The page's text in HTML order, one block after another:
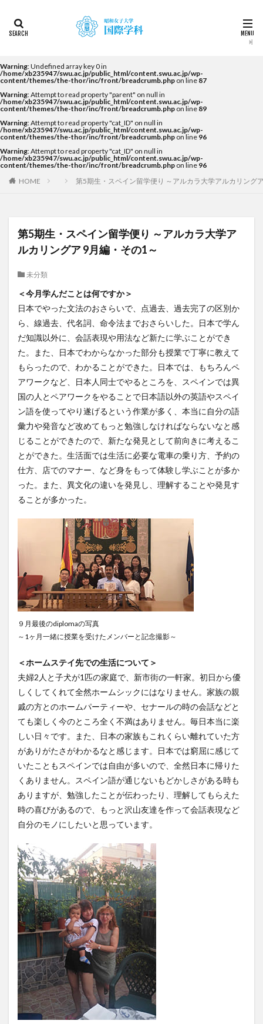
Warning: Undefined array key 0 in
/home/xb235947/swu.ac.jp/public_html/content.swu.ac.jp/wp-
content/themes/the-thor/inc/front/breadcrumb.php on line 87
Warning: Attempt to read property "parent" on null in
/home/xb235947/swu.ac.jp/public_html/content.swu.ac.jp/wp-
content/themes/the-thor/inc/front/breadcrumb.php on line 89
Warning: Attempt to read property "cat_ID" on null in
/home/xb235947/swu.ac.jp/public_html/content.swu.ac.jp/wp-
content/themes/the-thor/inc/front/breadcrumb.php on line 96
Warning: Attempt to read property "cat_ID" on null in
/home/xb235947/swu.ac.jp/public_html/content.swu.ac.jp/wp-
content/themes/the-thor/inc/front/breadcrumb.php on line 96
HOME
第5期生・スペイン留学便り ～アルカラ大学アルカリング
第5期生・スペイン留学便り ～アルカラ大学ア
ルカリングア 9月編・その1～
未分類
＜今月学んだことは何ですか＞
日本でやった文法のおさらいで、点過去、過去完了の区別か
ら、線過去、代名詞、命令法までおさらいした。日本で学ん
だ知識以外に、会話表現や用法など新たに学ぶことができ
た。また、日本でわからなかった部分も授業で丁寧に教えて
もらったので、わかることができた。日本では、もちろんペ
アワークなど、日本人同士でやるところを、スペインでは異
国の人とペアワークをやることで日本語以外の英語やスペイ
ン語を使ってやり遂げるという作業が多く、本当に自分の語
彙力や発音など改めてもっと勉強しなければならないなと感
じることができたので、新たな発見として前向きに考えるこ
とができた。生活面では生活に必要な電車の乗り方、予約の
仕方、店でのマナー、など身をもって体験し学ぶことが多か
った。また、異文化の違いを発見し、理解することや発見す
ることが多かった。
９月最後のdiplomaの写真
～1ヶ月一緒に授業を受けたメンバーと記念撮影～
＜ホームステイ先での生活について＞
夫婦2人と子犬が1匹の家庭で、新市街の一軒家。初日から優
しくしてくれて全然ホームシックにはなりません。家族の親
戚の方とのホームパーティーや、セナールの時の会話などと
ても楽しく今のところ全く不満はありません。毎日本当に楽
しい日々です。また、日本の家族もこれくらい離れていた方
がありがたさがわかるなと感じます。日本では窮屈に感じて
いたこともスペインでは自由が多いので、全然日本に帰りた
くありません。スペイン語が通じないもどかしさがある時も
ありますが、勉強したことが伝わったり、理解してもらえた
時の喜びがあるので、もっと沢山友達を作って会話表現など
自分のモノにしたいと思っています。
2022 2023 2024 2025 2026
KF
NEWS
STUDENTS OF THE YEAR
Temple University Japan Campus（TUJ）
The British School in Tokyo（BST）
UQ
アルカラ
アルカラ大学
アルカラ大学あるかリングア
インターンシップ
カーン・ノルマンディー大学Carré international留学
クイーンズランド
スケジュール
スピーチコンテスト
スペイン・アルカラ大学Alcalingua留学
スペイントレド
スペイン留学
スペイン語
ソウル女子大学校
ソウル女子大学校留学
ダーラナ大学留学
ダブル・ディグリー・プログラム
テンプル大学ジャパン(TUJ)
ドイツ
ニュース
フランス
フランス留学
ベトナム
ベトナム国家大学
ベトナム国家大学ハノイ人文社会科学大学留学
ベトナム航空
ベトナム観光
ベトナム語
ポーラ美術館
ボストン留学
ボランティア
ライプツィヒ大学附属ドイツ語学校interDaF留学
レポート
ワルシャワ大学留学
上海交通大学
上海交通大学留学
上海外国語大学
中国
中国留学
中国語 交換・私費認定留学
人見杯英語スピーチコンテスト
体験授業
保護者懇談会
優勝 入賞
公開講座
受験生へのメッセージ
台湾
国際交流
国際学科
国際学科協定校留学学生
国際学部
国際学部国際学科
夏季休暇
外部講師
季節学期 学寮 学寮研修
学生
学生の声
学生特集 学科イベント
学科説明会
学食
寮生活 就職活動 履修科目
懇談会
成績優等賞受賞
授業紹介 授業風景
掲載情報
撮影風景
教員からのメッセージ
教員紹介
文化体験
日中韓プログラム
日本
昭和ボストン
昭和ボストン・University留学
昭和女子大学国際学部
昭和女子大学国際学部国際学科
時間割
東海大学
比較社会論
淑明女子大学校
淑明女子大学校留学
特別講座
特別講義
現地レポート 産学交流会
留学プログラム
留学レポート
留学出発式
留学生 秋桜祭
箱根湯本
華東師範大学
西江大学校
西江大学校留学
話してみよう韓国語
誠信女子大学校留学
課外活動